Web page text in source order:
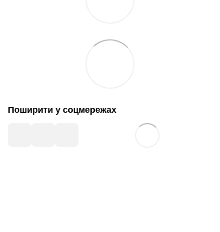
Поширити у соцмережах